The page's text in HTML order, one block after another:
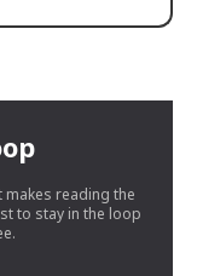
makes reading the
to stay in the loop